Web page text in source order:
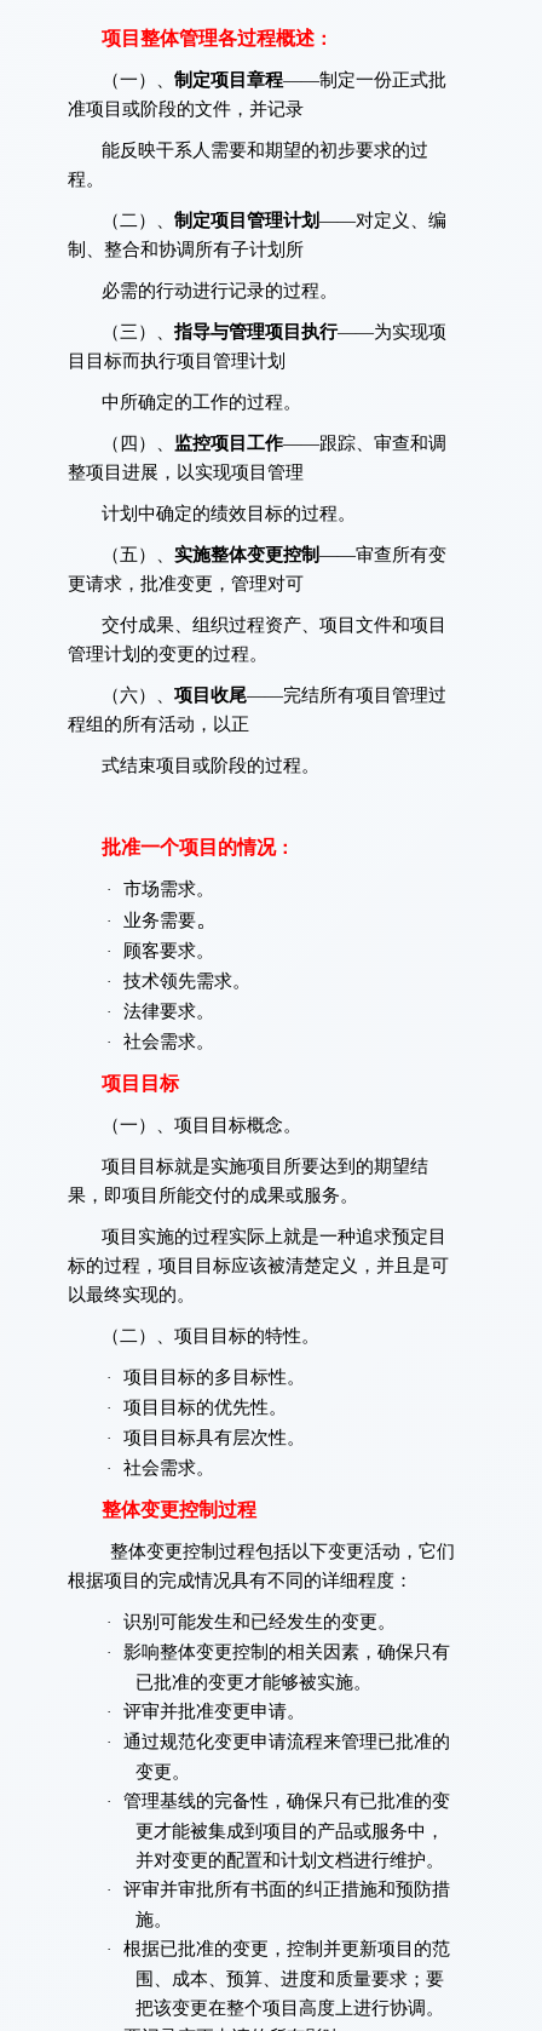
项目整体管理各过程概述 ：
（一）、制定项目章程——制定一份正式批
准项目或阶段的文件，并记录
能反映干系人需要和期望的初步要求的过
程。
（二）、制定项目管理计划——对定义、编
制、整合和协调所有子计划所
必需的行动进行记录的过程。
（三）、指导与管理项目执行——为实现项
目目标而执行项目管理计划
中所确定的工作的过程。
（四）、 监控项目工作——跟踪、审查和调
整项目进展，以实现项目管理
计划中确定的绩效目标的过程。
（五）、实施整体变更控制——审查所有变
更请求，批准变更，管理对可
交付成果、组织过程资产、项目文件和项目
管理计划的变更的过程。
（六）、项目收尾——完结所有项目管理过
程组的所有活动，以正
式结束项目或阶段的过程。
批准一个项目的情况：
· 市场需求。
· 业务需要。
· 顾客要求。
· 技术领先需求。
· 法律要求。
· 社会需求。
项目目标
（一）、项目目标概念。
项目目标就是实施项目所要达到的期望结
果，即项目所能交付的成果或服务。
项目实施的过程实际上就是一种追求预定目
标的过程，项目目标应该被清楚定义，并且是可
以最终实现的。
（二）、项目目标的特性。
· 项目目标的多目标性。
· 项目目标的优先性。
· 项目目标具有层次性。
· 社会需求。
整体变更控制过程
整体变更控制过程包括以下变更活动，它们
根据项目的完成情况具有不同的详细程度：
· 识别可能发生和已经发生的变更。
·
影响整体变更控制的相关因素，确保只有
已批准的变更才能够被实施。
· 评审并批准变更申请。
·
通过规范化变更申请流程来管理已批准的
变更。
·
管理基线的完备性，确保只有已批准的变
更才能被集成到项目的产品或服务中，
并对变更的配置和计划文档进行维护。
·
评审并审批所有书面的纠正措施和预防措
施。
·
根据已批准的变更，控制并更新项目的范
围、成本、预算、进度和质量要求；要
把该变更在整个项目高度上进行协调。